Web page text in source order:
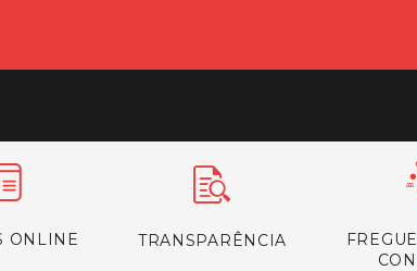
ONLINE TRANSPARÊNCIA